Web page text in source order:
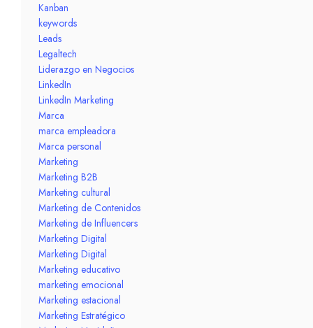
Kanban
keywords
Leads
Legaltech
Liderazgo en Negocios
LinkedIn
LinkedIn Marketing
Marca
marca empleadora
Marca personal
Marketing
Marketing B2B
Marketing cultural
Marketing de Contenidos
Marketing de Influencers
Marketing Digital
Marketing Digital
Marketing educativo
marketing emocional
Marketing estacional
Marketing Estratégico